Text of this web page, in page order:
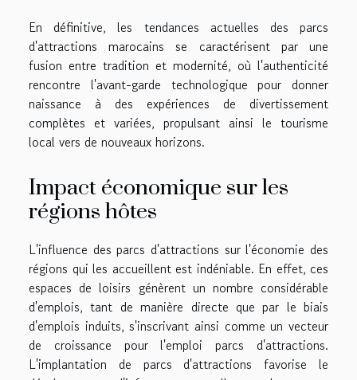
En définitive, les tendances actuelles des parcs
d'attractions marocains se caractérisent par une
fusion entre tradition et modernité, où l'authenticité
rencontre l'avant-garde technologique pour donner
naissance à des expériences de divertissement
complètes et variées, propulsant ainsi le tourisme
local vers de nouveaux horizons.
Impact économique sur les
régions hôtes
L'influence des parcs d'attractions sur l'économie des
régions qui les accueillent est indéniable. En effet, ces
espaces de loisirs génèrent un nombre considérable
d'emplois, tant de manière directe que par le biais
d'emplois induits, s'inscrivant ainsi comme un vecteur
de croissance pour l'emploi parcs d'attractions.
L'implantation de parcs d'attractions favorise le